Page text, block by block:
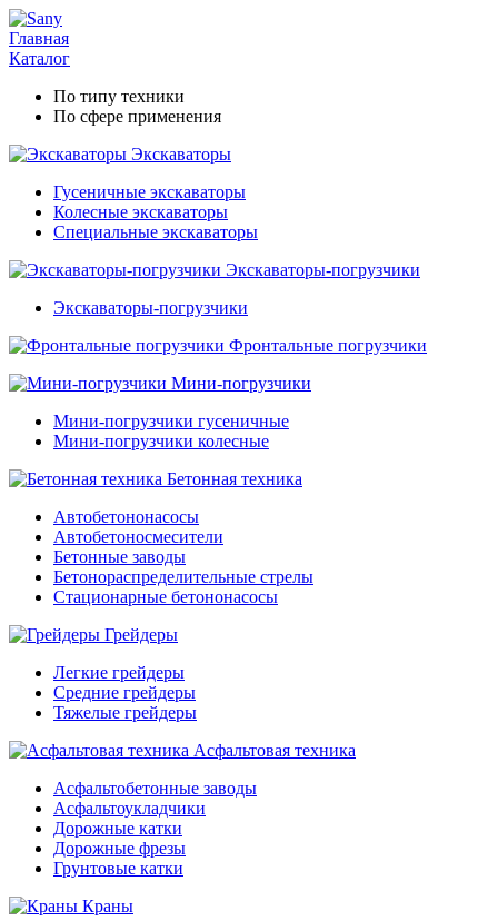
Главная
Каталог
По типу техники
По сфере применения
Экскаваторы
Гусеничные экскаваторы
Колесные экскаваторы
Специальные экскаваторы
Экскаваторы-погрузчики
Экскаваторы-погрузчики
Фронтальные погрузчики
Мини-погрузчики
Мини-погрузчики гусеничные
Мини-погрузчики колесные
Бетонная техника
Автобетононасосы
Автобетоносмесители
Бетонные заводы
Бетонораспределительные стрелы
Стационарные бетононасосы
Грейдеры
Легкие грейдеры
Средние грейдеры
Тяжелые грейдеры
Асфальтовая техника
Асфальтобетонные заводы
Асфальтоукладчики
Дорожные катки
Дорожные фрезы
Грунтовые катки
Краны